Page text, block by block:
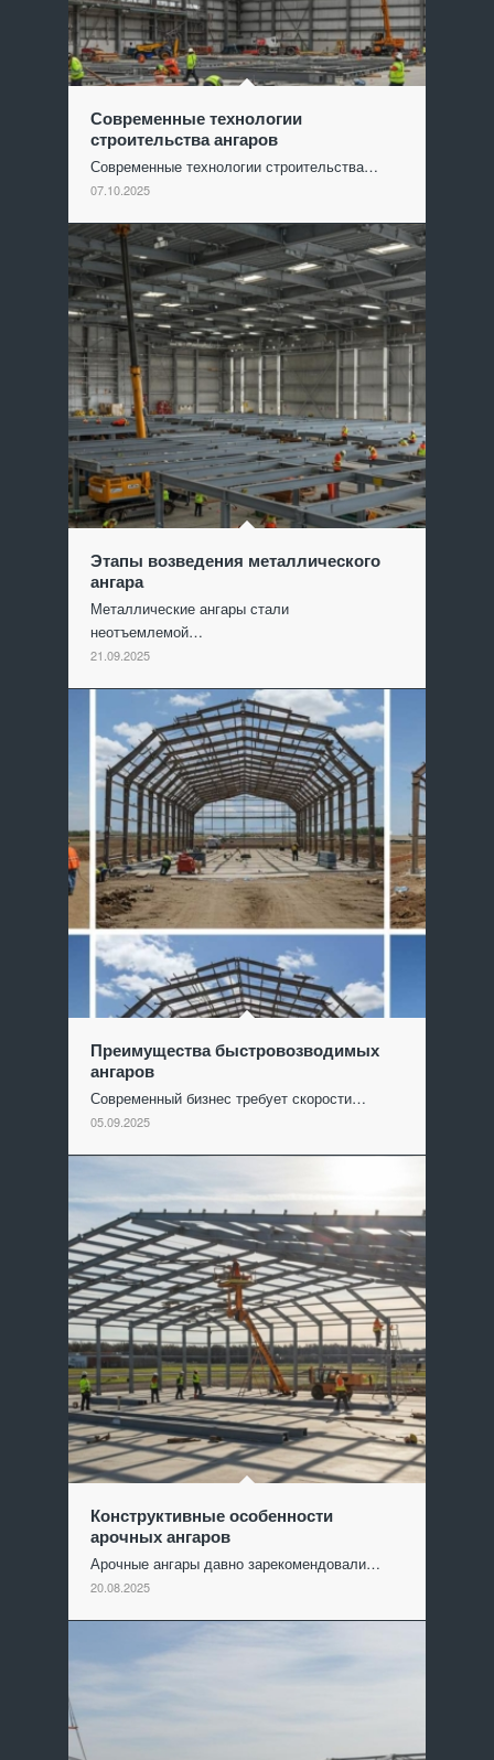
Современные технологии
строительства ангаров
Современные технологии строительства…
07.10.2025
Этапы возведения металлического
ангара
Металлические ангары стали
неотъемлемой…
21.09.2025
Преимущества быстровозводимых
ангаров
Современный бизнес требует скорости…
05.09.2025
Конструктивные особенности
арочных ангаров
Арочные ангары давно зарекомендовали…
20.08.2025